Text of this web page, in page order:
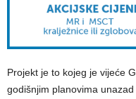
Projekt je to kojeg je vijeće
godišnjim planovima unazad